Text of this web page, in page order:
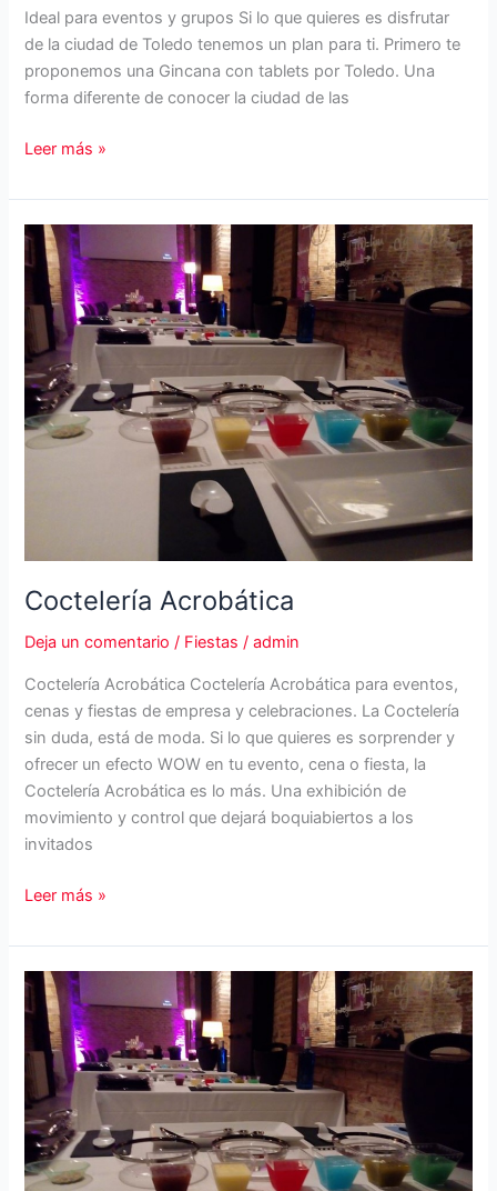
Ideal para eventos y grupos Si lo que quieres es disfrutar
de la ciudad de Toledo tenemos un plan para ti. Primero te
proponemos una Gincana con tablets por Toledo. Una
forma diferente de conocer la ciudad de las
Gincana
Toledo.
Visita
y
Comida.
Leer más »
Coctelería Acrobática
Deja un comentario / Fiestas /admin
Coctelería Acrobática Coctelería Acrobática para eventos,
cenas y fiestas de empresa y celebraciones. La Coctelería
sin duda, está de moda. Si lo que quieres es sorprender y
ofrecer un efecto WOW en tu evento, cena o fiesta, la
Coctelería Acrobática es lo más. Una exhibición de
movimiento y control que dejará boquiabiertos a los
invitados
Coctelería
Leer más »